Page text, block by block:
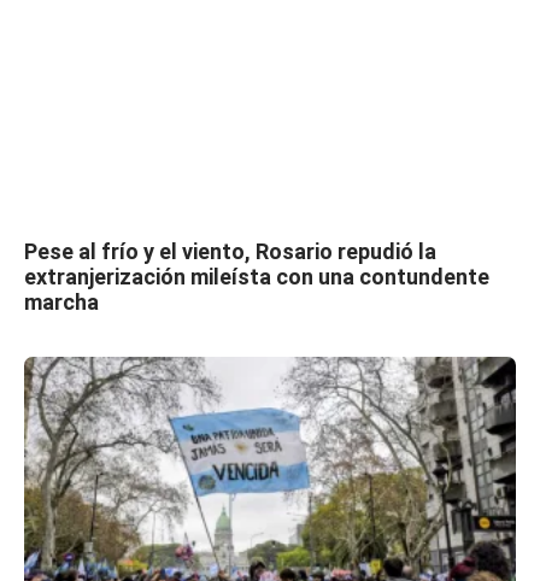
Pese al frío y el viento, Rosario repudió la
extranjerización mileísta con una contundente
marcha